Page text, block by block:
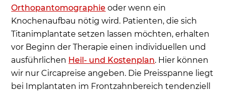
Orthopantomographie oder wenn ein
Knochenaufbau nötig wird. Patienten, die sich
Titanimplantate setzen lassen möchten, erhalten
vor Beginn der Therapie einen individuellen und
ausführlichen Heil- und Kostenplan. Hier können
wir nur Circapreise angeben. Die Preisspanne liegt
bei Implantaten im Frontzahnbereich tendenziell